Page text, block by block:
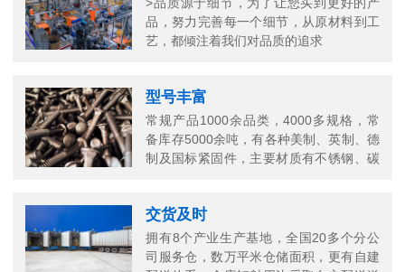
品，努力完善每一个细节，从原材料到工
艺，都倾注着我们对品质的追求
型号丰富
常规产品1000余品类，4000多规格，常
备库存5000余吨，有各种美制、英制、德
制及国标紧固件，主要材质有不锈钢、碳
交货及时
拥有8个产业生产基地，全国20多个分公
司服务仓，数万平米仓储面积，更有自建